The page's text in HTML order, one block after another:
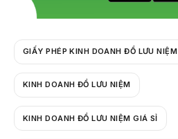
GIẤY PHÉP KINH DOANH ĐỒ LƯU NIỆM
KINH DOANH ĐỒ LƯU NIỆM
KINH DOANH ĐỒ LƯU NIỆM GIÁ SỈ